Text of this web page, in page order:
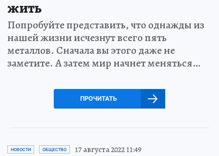
жить
Попробуйте представить, что однажды из
нашей жизни исчезнут всего пять
металлов. Сначала вы этого даже не
заметите. А затем мир начнет меняться…
ПРОЧИТАТЬ
НОВОСТИ ОБЩЕСТВО 17 августа 2022 11:49